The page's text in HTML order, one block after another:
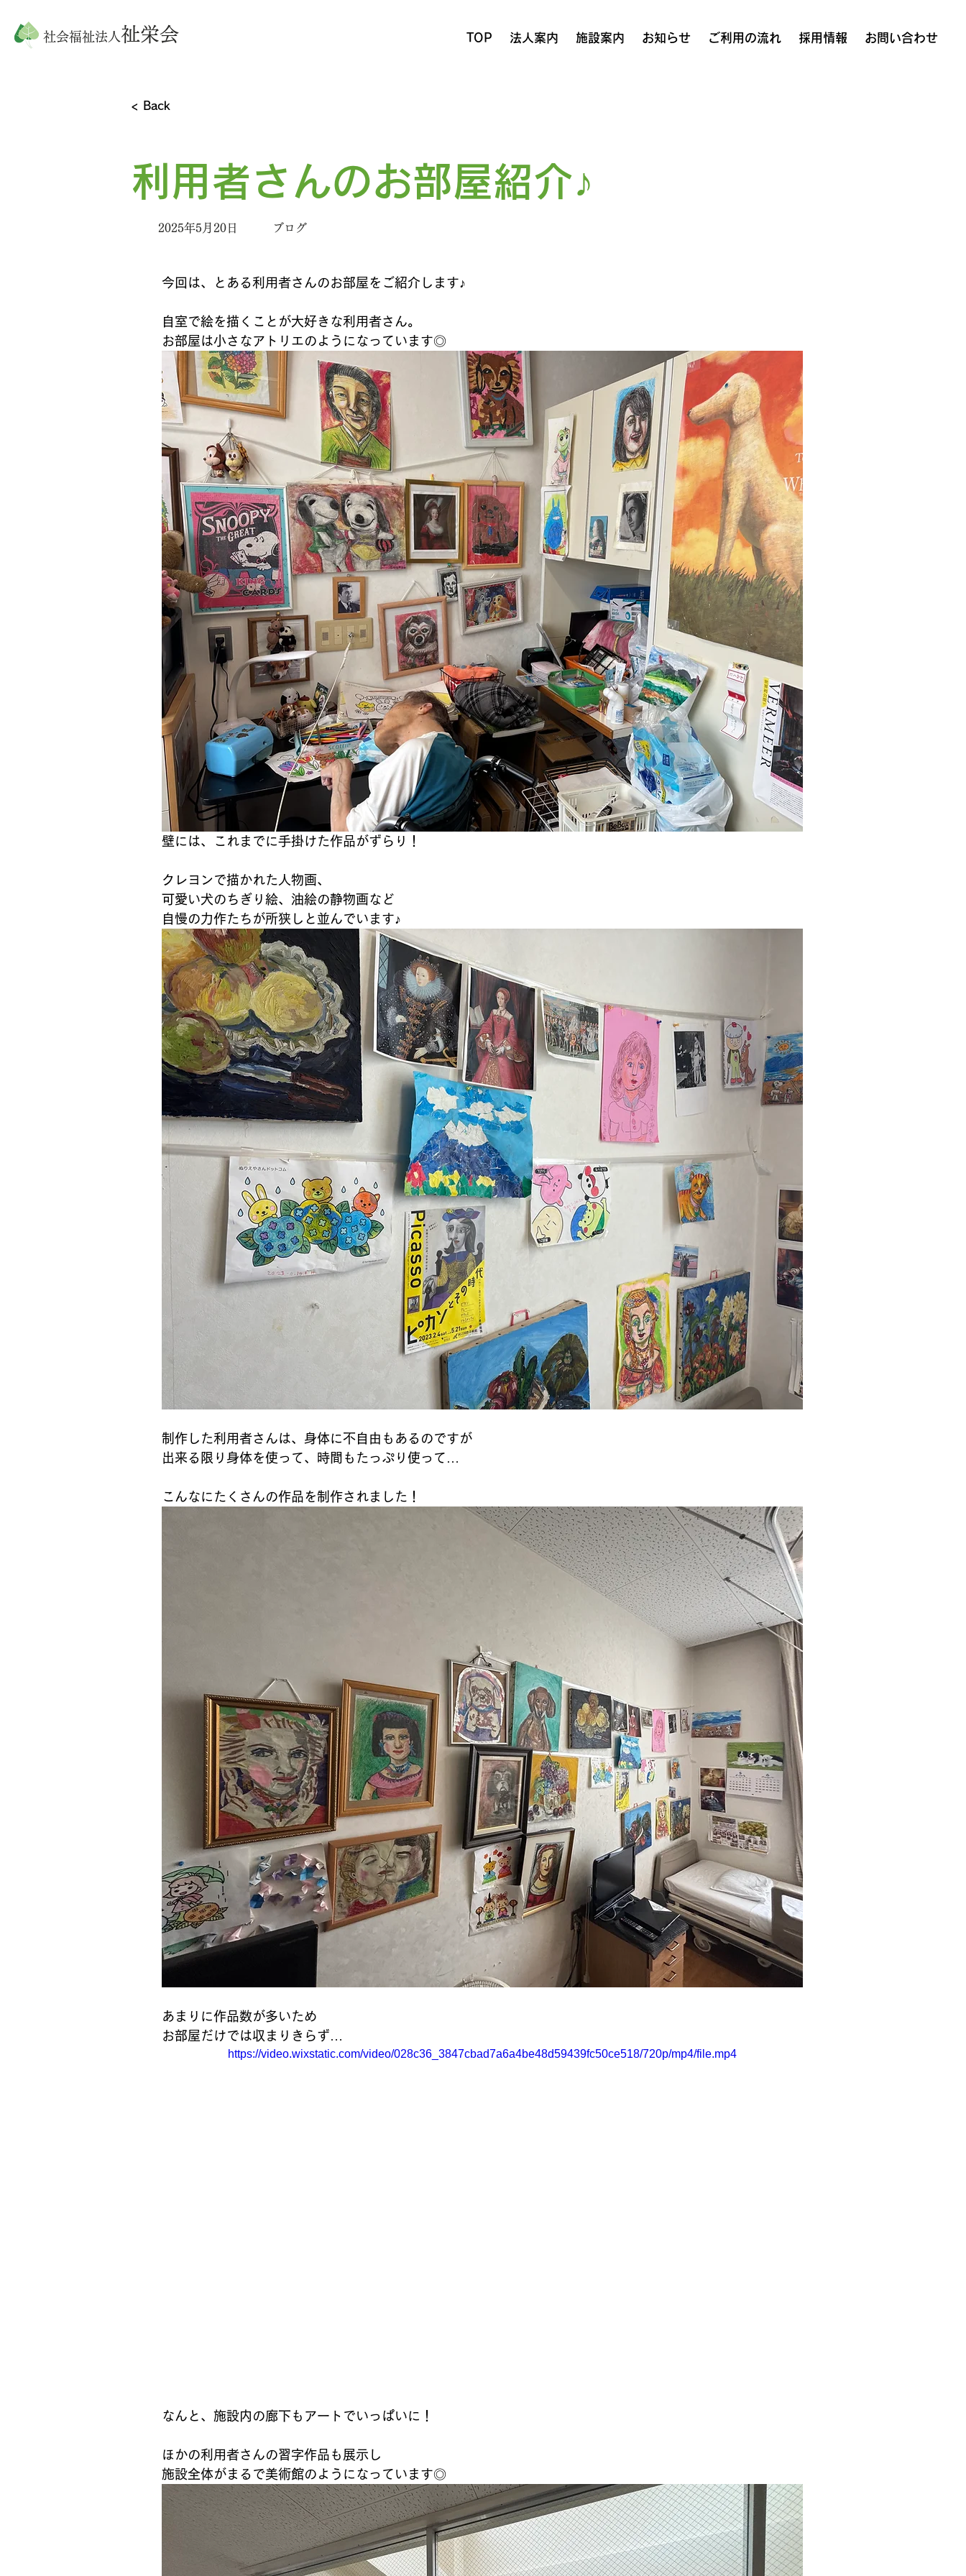
社会福祉法人 祉栄会 TOP 法人案内 施設案内 お知らせ ご利用の流れ 採用情報 お問い合わせ
< Back
利用者さんのお部屋紹介♪
2025年5月20日 ブログ
今回は、とある利用者さんのお部屋をご紹介します♪
自室で絵を描くことが大好きな利用者さん。
お部屋は小さなアトリエのようになっています◎
壁には、これまでに手掛けた作品がずらり！
クレヨンで描かれた人物画、
可愛い犬のちぎり絵、油絵の静物画など
自慢の力作たちが所狭しと並んでいます♪
制作した利用者さんは、身体に不自由もあるのですが
出来る限り身体を使って、時間もたっぷり使って…
こんなにたくさんの作品を制作されました！
あまりに作品数が多いため
お部屋だけでは収まりきらず…
https://video.wixstatic.com/video/028c36_3847cbad7a6a4be48d59439fc50ce518/720p/mp4/file.mp4
なんと、施設内の廊下もアートでいっぱいに！
ほかの利用者さんの習字作品も展示し
施設全体がまるで美術館のようになっています◎